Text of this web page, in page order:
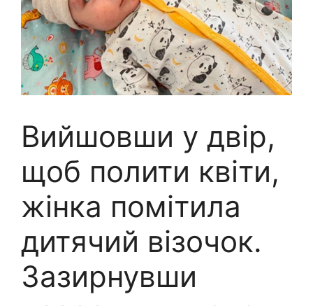
Вийшовши у двір,
щоб полити квіти,
жінка помітила
дитячий візочок.
Зазирнувши